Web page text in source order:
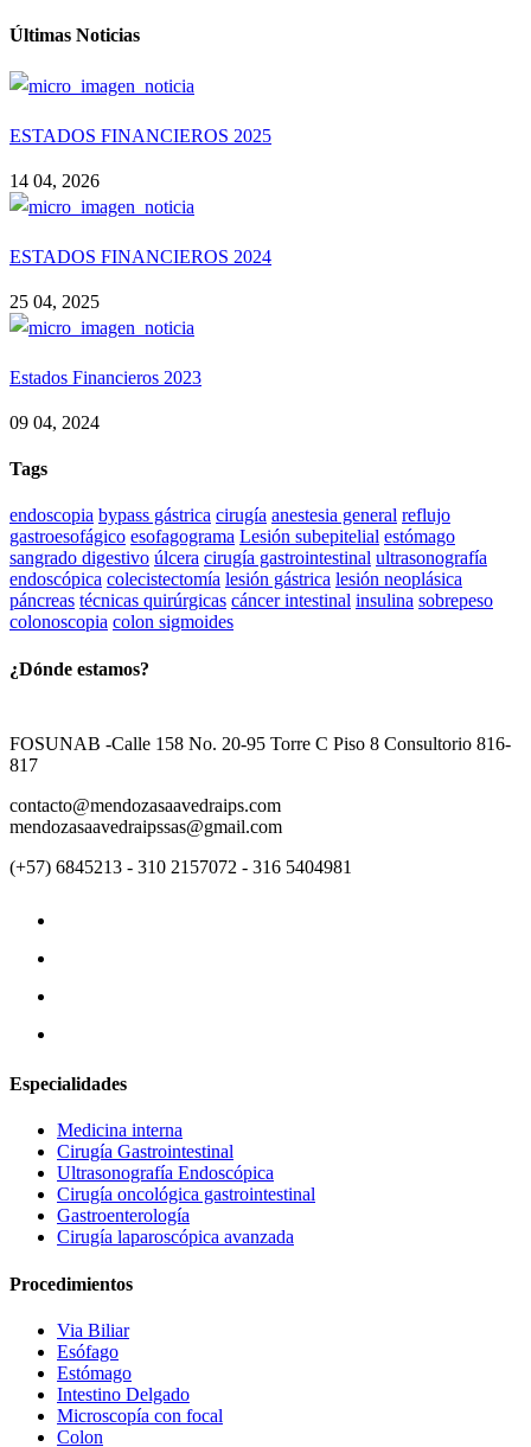
Últimas Noticias
ESTADOS FINANCIEROS 2025
14 04, 2026
ESTADOS FINANCIEROS 2024
25 04, 2025
Estados Financieros 2023
09 04, 2024
Tags
endoscopia bypass gástrica cirugía anestesia general reflujo
gastroesofágico esofagograma Lesión subepitelial estómago
sangrado digestivo úlcera cirugía gastrointestinal ultrasonografía
endoscópica colecistectomía lesión gástrica lesión neoplásica
páncreas técnicas quirúrgicas cáncer intestinal insulina sobrepeso
colonoscopia colon sigmoides
¿Dónde estamos?
FOSUNAB -Calle 158 No. 20-95 Torre C Piso 8 Consultorio 816-
817
contacto@mendozasaavedraips.com
mendozasaavedraipssas@gmail.com
(+57) 6845213 - 310 2157072 - 316 5404981
Especialidades
Medicina interna
Cirugía Gastrointestinal
Ultrasonografía Endoscópica
Cirugía oncológica gastrointestinal
Gastroenterología
Cirugía laparoscópica avanzada
Procedimientos
Via Biliar
Esófago
Estómago
Intestino Delgado
Microscopía con focal
Colon